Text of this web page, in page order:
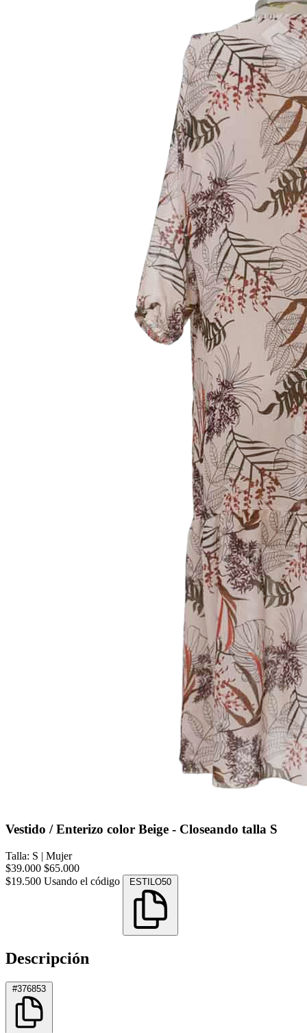
Vestido / Enterizo color Beige - Closeando talla S
Talla: S | Mujer
$39.000 $65.000
$19.500 Usando el código ESTILO50
Descripción
#376853